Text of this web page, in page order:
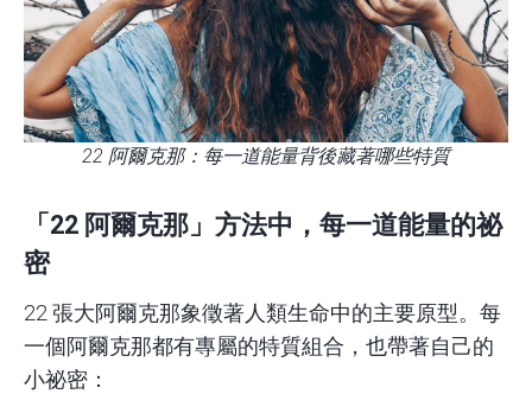
22 阿爾克那：每一道能量背後藏著哪些特質
「22 阿爾克那」方法中，每一道能量的祕
密
22 張大阿爾克那象徵著人類生命中的主要原型。每
一個阿爾克那都有專屬的特質組合，也帶著自己的
小祕密：